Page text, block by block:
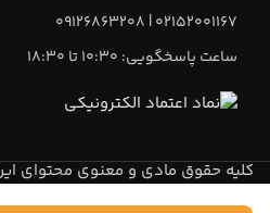
02152001167 | 09126863208
ساعت پاسخگویی: 10:30 تا 18:30
کلیه حقوق مادی و معنوی محتوای
میعاد تایممی